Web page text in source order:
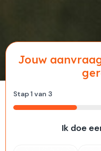
Jouw
Stap1 van 3
33%
Ik doe